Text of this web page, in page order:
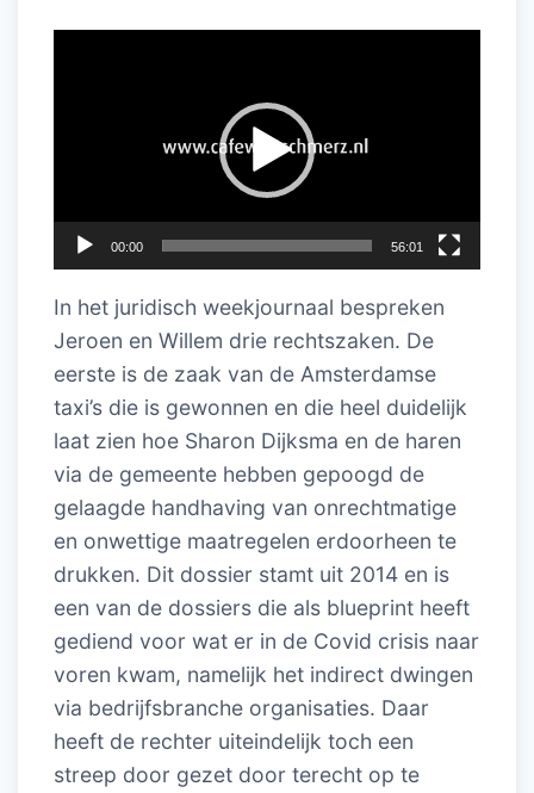
00:00 56:01
In het juridisch weekjournaal bespreken
Jeroen en Willem drie rechtszaken. De
eerste is de zaak van de Amsterdamse
taxi’s die is gewonnen en die heel duidelijk
laat zien hoe Sharon Dijksma en de haren
via de gemeente hebben gepoogd de
gelaagde handhaving van onrechtmatige
en onwettige maatregelen erdoorheen te
drukken. Dit dossier stamt uit 2014 en is
een van de dossiers die als blueprint heeft
gediend voor wat er in de Covid crisis naar
voren kwam, namelijk het indirect dwingen
via bedrijfsbranche organisaties. Daar
heeft de rechter uiteindelijk toch een
streep door gezet door terecht op te